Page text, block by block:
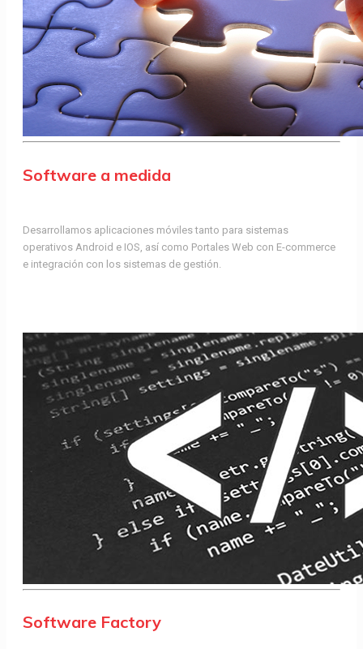
Software a medida
Desarrollamos aplicaciones móviles tanto para sistemas
operativos Android e IOS, así como Portales Web con E-commerce
e integración con los sistemas de gestión.
Software Factory